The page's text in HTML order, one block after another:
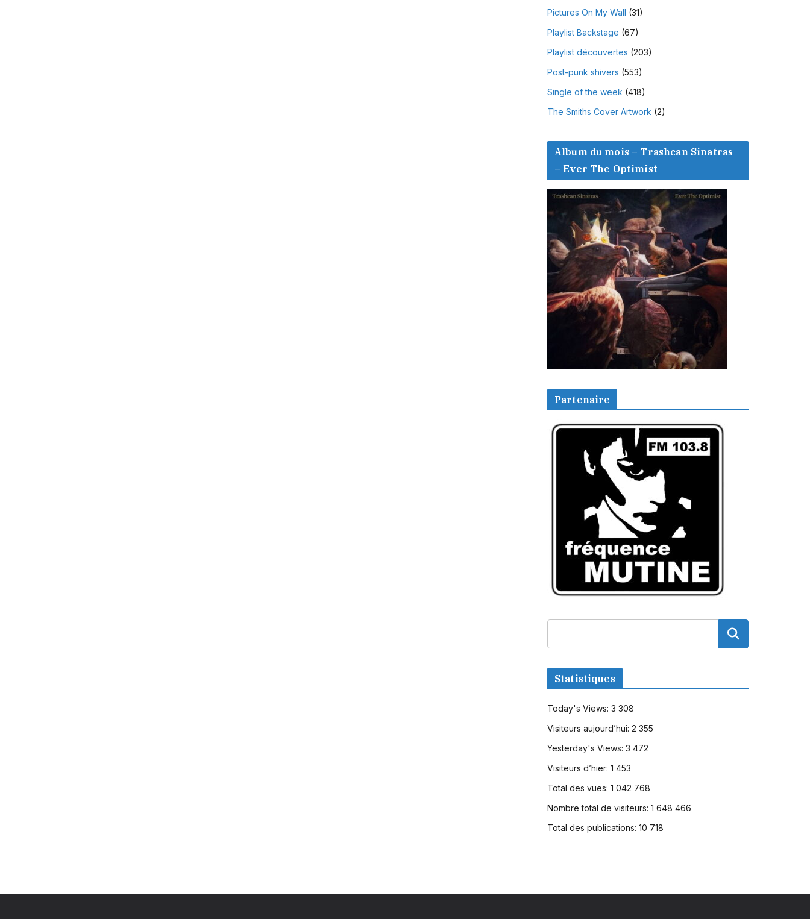
Pictures On My Wall (31)
Playlist Backstage (67)
Playlist découvertes (203)
Post-punk shivers (553)
Single of the week (418)
The Smiths Cover Artwork (2)
Album du mois – Trashcan Sinatras
– Ever The Optimist
Partenaire
Statistiques
Today's Views: 3 308
Visiteurs aujourd’hui: 2 355
Yesterday's Views: 3 472
Visiteurs d’hier: 1 453
Total des vues: 1 042 768
Nombre total de visiteurs: 1 648 466
Total des publications: 10 718